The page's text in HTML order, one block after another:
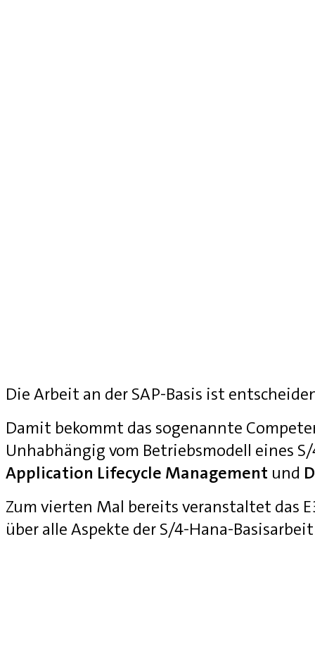
Die Arbeit an der SAP-Basis ist
Damit bekommt das sogenannte
Unhabhängig vom Betriebsmodell eines
Application Lifecycle Management und
Zum vierten Mal bereits veranstaltet das
über alle Aspekte der S/4-Hana-